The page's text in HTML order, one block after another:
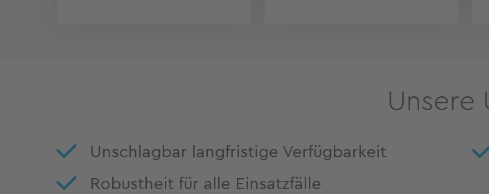
Unsere
Unschlagbar langfristige Verfügbarkeit
Robustheit für alle Einsatzfälle